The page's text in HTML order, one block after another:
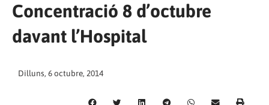
Concentració 8 d’octubre
davant l’Hospital
Dilluns, 6 octubre, 2014